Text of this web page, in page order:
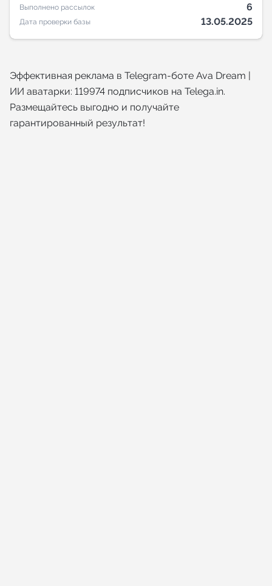
Выполнено рассылок 6
Дата проверки базы 13.05.2025
Эффективная реклама в Telegram-боте Ava Dream |
ИИ аватарки: 119974 подписчиков на Telega.in.
Размещайтесь выгодно и получайте
гарантированный результат!